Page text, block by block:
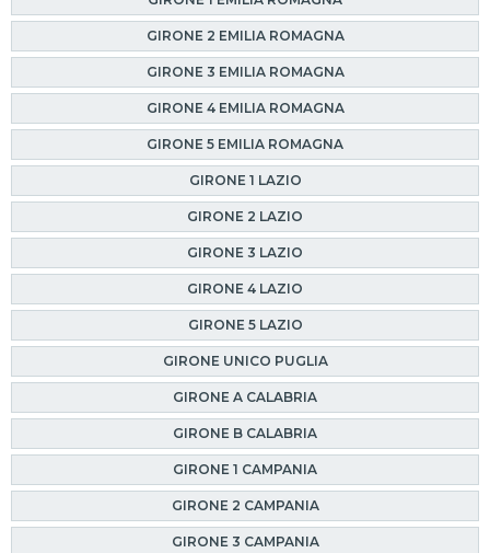
GIRONE 2 EMILIA ROMAGNA
GIRONE 3 EMILIA ROMAGNA
GIRONE 4 EMILIA ROMAGNA
GIRONE 5 EMILIA ROMAGNA
GIRONE 1 LAZIO
GIRONE 2 LAZIO
GIRONE 3 LAZIO
GIRONE 4 LAZIO
GIRONE 5 LAZIO
GIRONE UNICO PUGLIA
GIRONE A CALABRIA
GIRONE B CALABRIA
GIRONE 1 CAMPANIA
GIRONE 2 CAMPANIA
GIRONE 3 CAMPANIA